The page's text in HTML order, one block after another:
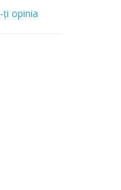
ţi opinia